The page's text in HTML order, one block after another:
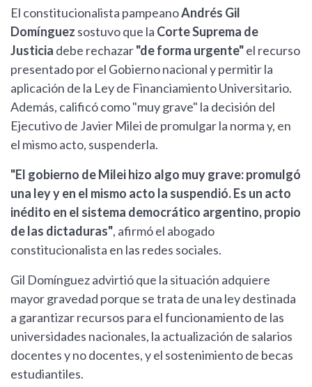
El constitucionalista pampeanoAndrés Gil
Domínguez sostuvo que la Corte Suprema de
Justicia debe rechazar"de forma urgente"el recurso
presentado por el Gobierno nacional y permitir la
aplicación de la Ley de Financiamiento Universitario.
Además, calificó como "muy grave" la decisión del
Ejecutivo de Javier Milei de promulgar la norma y, en
el mismo acto, suspenderla.
"El gobierno de Milei hizo algo muy grave: promulgó
una ley y en el mismo acto la suspendió. Es un acto
inédito en el sistema democrático argentino, propio
de las dictaduras", afirmó el abogado
constitucionalista en las redes sociales.
Gil Domínguez advirtió que la situación adquiere
mayor gravedad porque se trata de una ley destinada
a garantizar recursos para el funcionamiento de las
universidades nacionales, la actualización de salarios
docentes y no docentes, y el sostenimiento de becas
estudiantiles.